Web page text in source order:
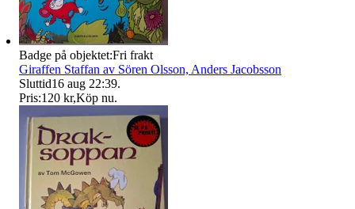
Badge på objektet:Fri frakt
Giraffen Staffan av Sören Olsson, Anders Jacobsson
Sluttid16 aug 22:39.
Pris:120 kr,Köp nu.